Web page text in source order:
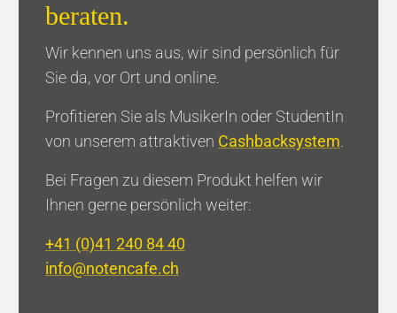
Brass Factory - Jacob Vilhelm
Larsen
Newsletter
beraten.
Wir kennen uns aus, wir sind persönlich für
Sie da, vor Ort und online.
Profitieren Sie als MusikerIn oder StudentIn
von unserem attraktiven Cashbacksystem
Bei Fragen zu diesem Produkt helfen wir
Ihnen gerne persönlich weiter:
+41 (0)41 240 84 40
info@notencafe.ch